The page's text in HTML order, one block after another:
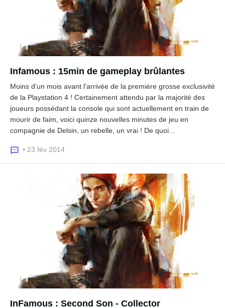
Infamous : 15min de gameplay brûlantes
Moins d'un mois avant l'arrivée de la première grosse exclusivité
de la Playstation 4 ! Certainement attendu par la majorité des
joueurs possédant la console qui sont actuellement en train de
mourir de faim, voici quinze nouvelles minutes de jeu en
compagnie de Delsin, un rebelle, un vrai ! De quoi...
• 23 fév 2014
InFamous : Second Son - Collector